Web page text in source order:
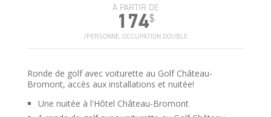
À PARTIR DE
174$
/PERSONNE, OCCUPATION DOUBLE
Ronde de golf avec voiturette au Golf Château-
Bromont, accès aux installations et nuitée!
Une nuitée à l'Hôtel Château-Bromont